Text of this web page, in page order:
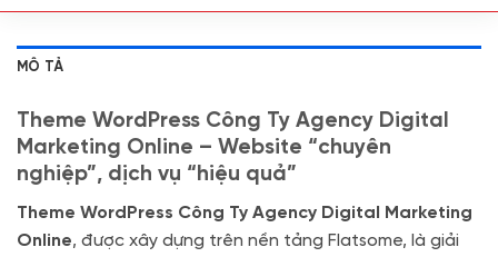
MÔ TẢ
Theme WordPress Công Ty Agency Digital
Marketing Online – Website “chuyên
nghiệp”, dịch vụ “hiệu quả”
Theme WordPress Công Ty Agency Digital Marketing
Online, được xây dựng trên nền tảng Flatsome, là giải